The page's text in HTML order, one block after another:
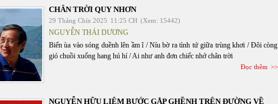
CHÂN TRỜI QUY NHƠN
29 Tháng Chín 2025 11:25 CH (Xem: 15442)
NGUYỄN THÁI DƯƠNG
Biển ùa vào sóng duềnh lên ầm ĩ / Níu bờ ra tình tứ giữa trùng khơi / Đôi còng
gió chuồi xuống hang hú hí / Ai như anh đơn chiếc nhớ chân trời
Đọc thêm
NGUYỄN HỮU LIÊM BƯỚC GẬP GHỀNH TRÊN ĐƯỜNG VỀ